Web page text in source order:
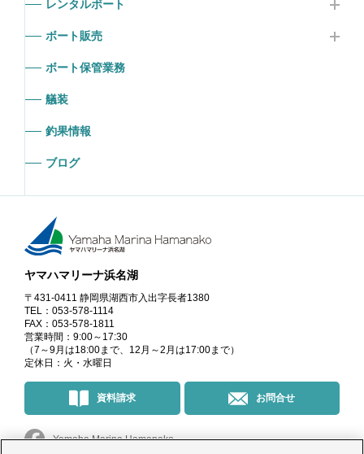
レンタルボート
ボート販売
ボート保管業務
艤装
釣果情報
ブログ
ヤマハマリーナ浜名湖
〒431-0411 静岡県湖西市入出字長者1380
TEL：053-578-1114
FAX：053-578-1811
営業時間：9:00～17:30
（7～9月は18:00まで、12月～2月は17:00まで）
定休日：火・水曜日
資料請求 お問合せ
Yamaha Marina Hamanako